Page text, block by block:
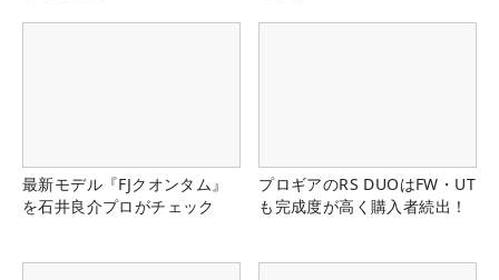
最新モデル『FJクオンタム』
を石井良介プロがチェック
プロギアのRS DUOはFW・UT
も完成度が高く購入者続出！